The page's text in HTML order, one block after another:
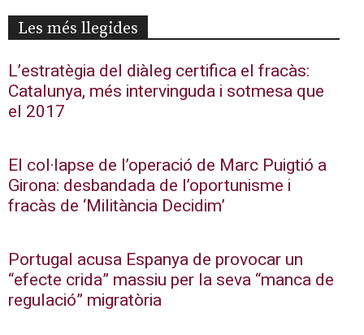
Les més llegides
L’estratègia del diàleg certifica el fracàs:
Catalunya, més intervinguda i sotmesa que
el 2017
El col·lapse de l’operació de Marc Puigtió a
Girona: desbandada de l’oportunisme i
fracàs de ‘Militància Decidim’
Portugal acusa Espanya de provocar un
“efecte crida” massiu per la seva “manca de
regulació” migratòria